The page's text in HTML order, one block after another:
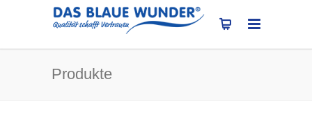
Produkte